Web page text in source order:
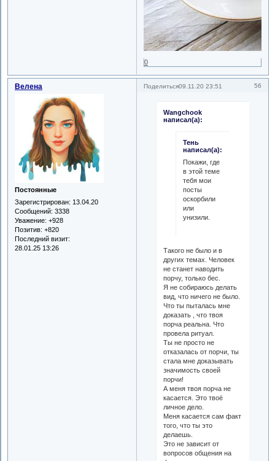
0
Поделиться 56
09.11.20 23:51
Велена
Постоянные
Зарегистрирован: 13.04.20
Сообщений: 3338
Уважение: +928
Позитив: +820
Последний визит:
28.01.25 13:26
Wangchook
написал(а):
Тень
написал(а):
Покажи, где
в этой теме
тебя мои
посты
оскорбили
или
унизили.
Такого не было и в
других темах. Человек
не станет наводить
порчу, только бес.
Я не собираюсь делать
вид, что ничего не было.
Что ты пыталась мне
доказать , что твоя
порча реальна. Что
провела ритуал.
Ты не просто не
отказалась от порчи, ты
стала мне доказывать
значимость своей
порчи!
А меня твоя порча не
касается. Это твоё
личное дело.
Меня касается сам факт
того, что ты это
делаешь.
Это не зависит от
вопросов общения на